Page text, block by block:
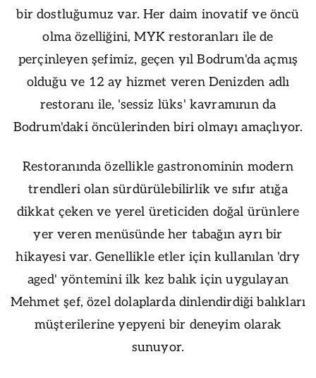
bir dostluğumuz var. Her daim inovatif ve öncü
olma özelliğini, MYK restoranları ile de
perçinleyen şefimiz, geçen yıl Bodrum'da açmış
olduğu ve 12 ay hizmet veren Denizden adlı
restoranı ile, 'sessiz lüks' kavramının da
Bodrum'daki öncülerinden biri olmayı amaçlıyor.
Restoranında özellikle gastronominin modern
trendleri olan sürdürülebilirlik ve sıfır atığa
dikkat çeken ve yerel üreticiden doğal ürünlere
yer veren menüsünde her tabağın ayrı bir
hikayesi var. Genellikle etler için kullanılan 'dry
aged' yöntemini ilk kez balık için uygulayan
Mehmet şef, özel dolaplarda dinlendirdiği balıkları
müşterilerine yepyeni bir deneyim olarak
sunuyor.